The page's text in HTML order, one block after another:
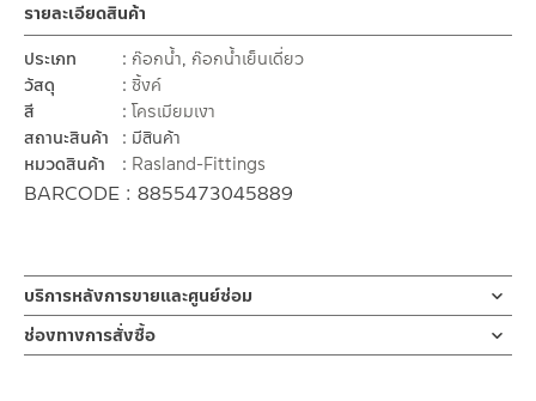
รายละเอียดสินค้า
ประเภท
ก๊อกน้ำ, ก๊อกน้ำเย็นเดี่ยว
วัสดุ
ซิ้งค์
สี
โครเมียมเงา
สถานะสินค้า
มีสินค้า
หมวดสินค้า
Rasland-Fittings
BARCODE : 8855473045889
บริการหลังการขายและศูนย์ซ่อม
ช่องทางออนไลน์
– Email: contact@charnpaiboon.com
ช่องทางการสั่งซื้อ